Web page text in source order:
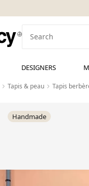
DESIGNERS
Tapis & peau Tapis
Handmade